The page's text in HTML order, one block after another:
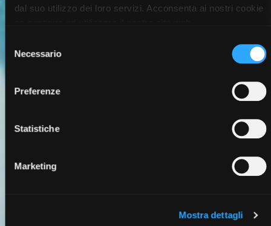
dal suo utilizzo dei loro servizi. Acconsenta ai nostri cookie
del
consenso
Necessario
Preferenze
Statistiche
Marketing
Mostra dettagli